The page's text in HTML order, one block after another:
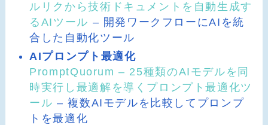
ルリクから技術ドキュメントを自動生成す
るAIツール – 開発ワークフローにAIを統
合した自動化ツール
AIプロンプト最適化
PromptQuorum – 25種類のAIモデルを同
時実行し最適解を導くプロンプト最適化ツ
ール – 複数AIモデルを比較してプロンプ
トを最適化